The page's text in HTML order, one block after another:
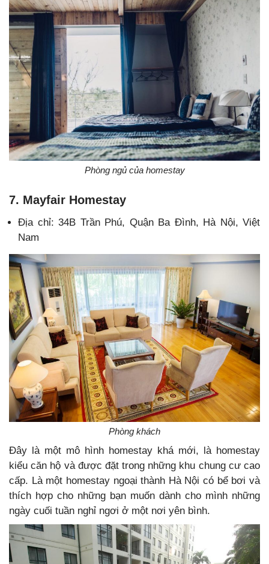
Phòng ngủ của homestay
7. Mayfair Homestay
Địa chỉ: 34B Trần Phú, Quận Ba Đình, Hà Nội, Việt
Nam
Phòng khách
Đây là một mô hình homestay khá mới, là homestay
kiểu căn hộ và được đặt trong những khu chung cư cao
cấp. Là một homestay ngoại thành Hà Nội có bể bơi và
thích hợp cho những bạn muốn dành cho mình những
ngày cuối tuần nghỉ ngơi ở một nơi yên bình.